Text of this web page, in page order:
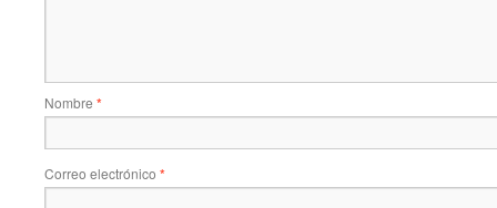
Nombre *
Correo electrónico *